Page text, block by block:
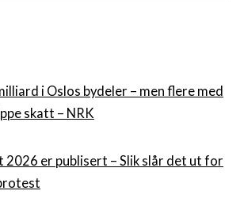
i Oslos bydeler – men flere med
skatt – NRK
er publisert – Slik slår det ut for